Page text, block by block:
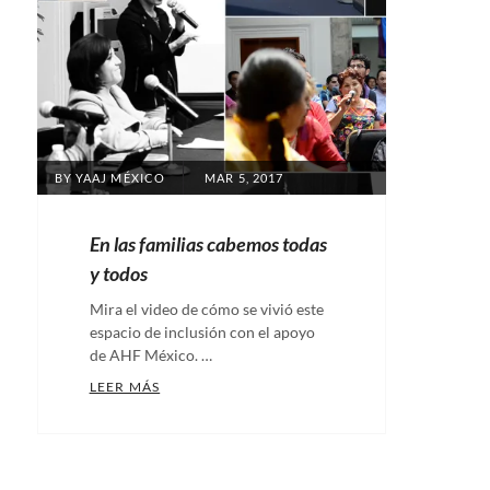
BY YAAJ MÉXICO
POSTED
MAR 5, 2017
En las familias cabemos todas
y todos
Mira el video de cómo se vivió este
espacio de inclusión con el apoyo
de AHF México. …
LEER MÁS